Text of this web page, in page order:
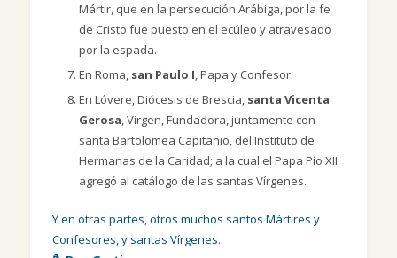
Mártir, que en la persecución Arábiga, por la fe
de Cristo fue puesto en el ecúleo y atravesado
por la espada.
En Roma, san Paulo I, Papa y Confesor.
En Lóvere, Diócesis de Brescia, santa Vicenta
Gerosa, Virgen, Fundadora, juntamente con
santa Bartolomea Capitanio, del Instituto de
Hermanas de la Caridad; a la cual el Papa Pío XII
agregó al catálogo de las santas Vírgenes.
Y en otras partes, otros muchos santos Mártires y
Confesores, y santas Vírgenes.